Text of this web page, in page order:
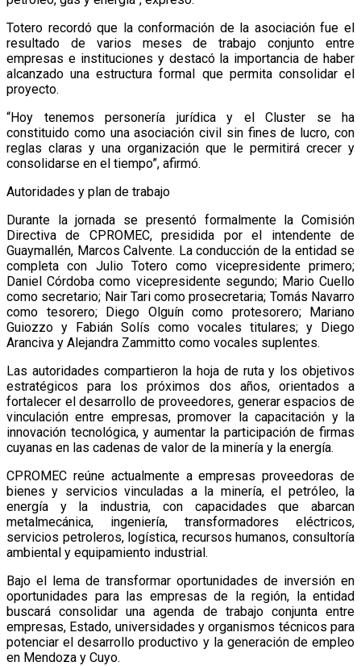
Totero recordó que la conformación de la asociación fue el
resultado de varios meses de trabajo conjunto entre
empresas e instituciones y destacó la importancia de haber
alcanzado una estructura formal que permita consolidar el
proyecto.
“Hoy tenemos personería jurídica y el Cluster se ha
constituido como una asociación civil sin fines de lucro, con
reglas claras y una organización que le permitirá crecer y
consolidarse en el tiempo”, afirmó.
Autoridades y plan de trabajo
Durante la jornada se presentó formalmente la Comisión
Directiva de CPROMEC, presidida por el intendente de
Guaymallén, Marcos Calvente. La conducción de la entidad se
completa con Julio Totero como vicepresidente primero;
Daniel Córdoba como vicepresidente segundo; Mario Cuello
como secretario; Nair Tari como prosecretaria; Tomás Navarro
como tesorero; Diego Olguín como protesorero; Mariano
Guiozzo y Fabián Solís como vocales titulares; y Diego
Aranciva y Alejandra Zammitto como vocales suplentes.
Las autoridades compartieron la hoja de ruta y los objetivos
estratégicos para los próximos dos años, orientados a
fortalecer el desarrollo de proveedores, generar espacios de
vinculación entre empresas, promover la capacitación y la
innovación tecnológica, y aumentar la participación de firmas
cuyanas en las cadenas de valor de la minería y la energía.
CPROMEC reúne actualmente a empresas proveedoras de
bienes y servicios vinculadas a la minería, el petróleo, la
energía y la industria, con capacidades que abarcan
metalmecánica, ingeniería, transformadores eléctricos,
servicios petroleros, logística, recursos humanos, consultoría
ambiental y equipamiento industrial.
Bajo el lema de transformar oportunidades de inversión en
oportunidades para las empresas de la región, la entidad
buscará consolidar una agenda de trabajo conjunta entre
empresas, Estado, universidades y organismos técnicos para
potenciar el desarrollo productivo y la generación de empleo
en Mendoza y Cuyo.